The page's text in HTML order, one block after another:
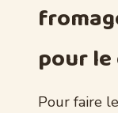
pour
Pour faire